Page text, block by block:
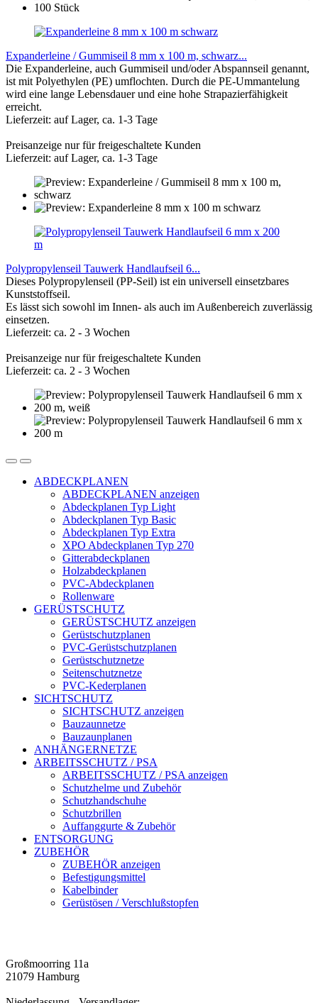
Expanderleine / Gummiseil 8 mm x 100 m, schwarz...
Die Expanderleine, auch Gummiseil und/oder Abspannseil genannt,
ist mit Polyethylen (PE) umflochten. Durch die PE-Ummantelung
wird eine lange Lebensdauer und eine hohe Strapazierfähigkeit
erreicht.
Lieferzeit: auf Lager, ca. 1-3 Tage
Preisanzeige nur für freigeschaltete Kunden
Lieferzeit: auf Lager, ca. 1-3 Tage
Polypropylenseil Tauwerk Handlaufseil 6...
Dieses Polypropylenseil (PP-Seil) ist ein universell einsetzbares
Kunststoffseil.
Es lässt sich sowohl im Innen- als auch im Außenbereich zuverlässig
einsetzen.
Lieferzeit: ca. 2 - 3 Wochen
Preisanzeige nur für freigeschaltete Kunden
Lieferzeit: ca. 2 - 3 Wochen
ABDECKPLANEN
ABDECKPLANEN anzeigen
Abdeckplanen Typ Light
Abdeckplanen Typ Basic
Abdeckplanen Typ Extra
XPO Abdeckplanen Typ 270
Gitterabdeckplanen
Holzabdeckplanen
PVC-Abdeckplanen
Rollenware
GERÜSTSCHUTZ
GERÜSTSCHUTZ anzeigen
Gerüstschutzplanen
PVC-Gerüstschutzplanen
Gerüstschutznetze
Seitenschutznetze
PVC-Kederplanen
SICHTSCHUTZ
SICHTSCHUTZ anzeigen
Bauzaunnetze
Bauzaunplanen
ANHÄNGERNETZE
ARBEITSSCHUTZ / PSA
ARBEITSSCHUTZ / PSA anzeigen
Schutzhelme und Zubehör
Schutzhandschuhe
Schutzbrillen
Auffanggurte & Zubehör
ENTSORGUNG
ZUBEHÖR
ZUBEHÖR anzeigen
Befestigungsmittel
Kabelbinder
Gerüstösen / Verschlußstopfen
Großmoorring 11a
21079 Hamburg